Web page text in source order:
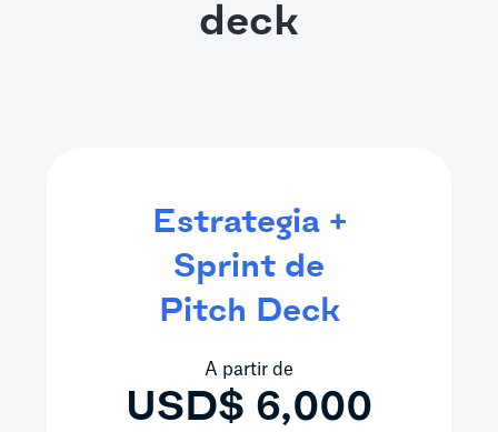
deck
Estrategia +
Sprint de
Pitch Deck
A partir de
USD$ 6,000